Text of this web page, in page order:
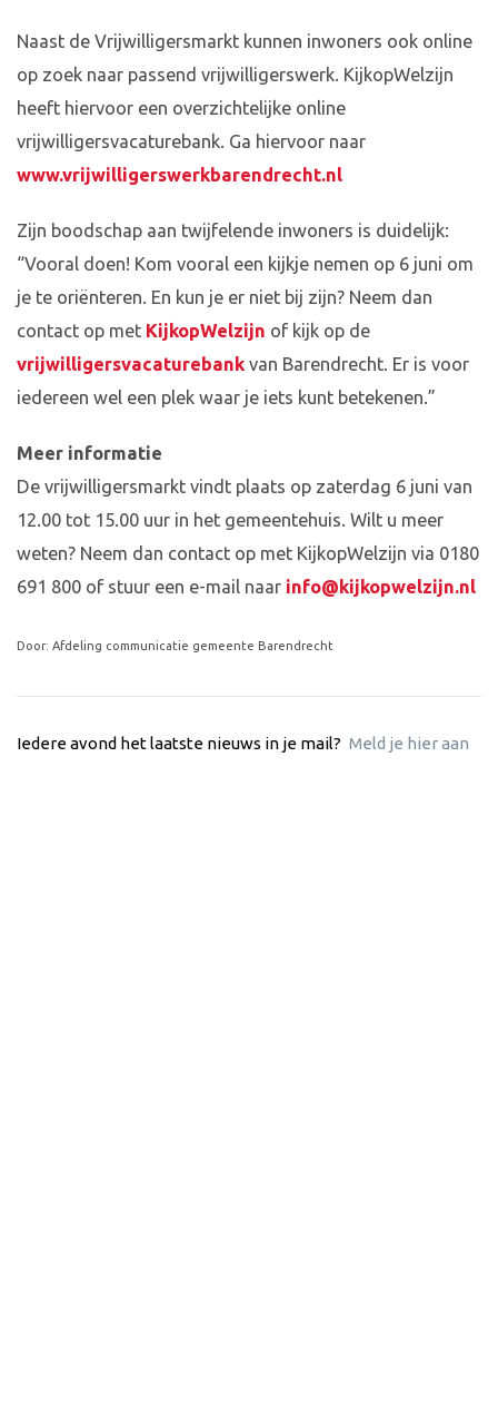
Naast de Vrijwilligersmarkt kunnen inwoners ook online
op zoek naar passend vrijwilligerswerk. KijkopWelzijn
heeft hiervoor een overzichtelijke online
vrijwilligersvacaturebank. Ga hiervoor naar
www.vrijwilligerswerkbarendrecht.nl
Zijn boodschap aan twijfelende inwoners is duidelijk:
“Vooral doen! Kom vooral een kijkje nemen op 6 juni om
je te oriënteren. En kun je er niet bij zijn? Neem dan
contact op met KijkopWelzijn of kijk op de
vrijwilligersvacaturebank van Barendrecht. Er is voor
iedereen wel een plek waar je iets kunt betekenen.”
Meer informatie
De vrijwilligersmarkt vindt plaats op zaterdag 6 juni van
12.00 tot 15.00 uur in het gemeentehuis. Wilt u meer
weten? Neem dan contact op met KijkopWelzijn via 0180
691 800 of stuur een e-mail naar info@kijkopwelzijn.nl
Door: Afdeling communicatie gemeente Barendrecht
Iedere avond het laatste nieuws in je mail? Meld je hier aan